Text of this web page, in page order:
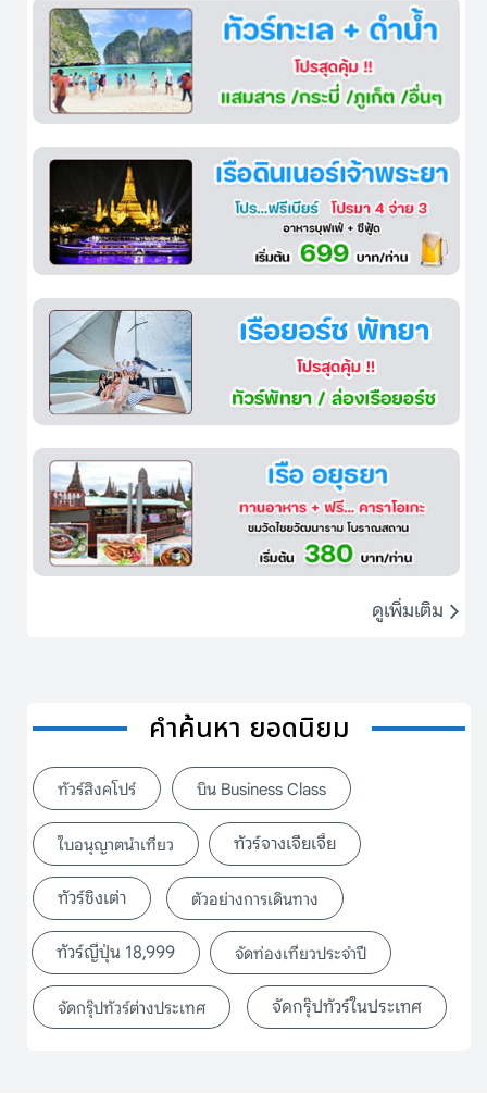
ดูเพิ่มเติม
คำค้นหา ยอดนิยม
ทัวร์สิงคโปร์ บิน Business Class
ใบอนุญาตนำเที่ยว ทัวร์จางเจียเจี้ย
ทัวร์ชิงเต่า ตัวอย่างการเดินทาง
ทัวร์ญี่ปุ่น 18,999 จัดท่องเที่ยวประจำปี
จัดกรุ๊ปทัวร์ต่างประเทศ จัดกรุ๊ปทัวร์ในประเทศ